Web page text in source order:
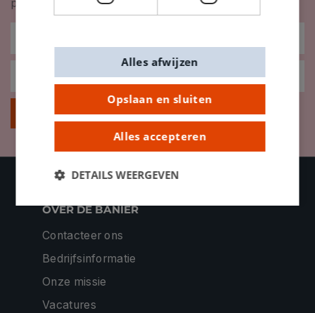
promoties en meer!
Inschrijven
OVER DE BANIER
Contacteer ons
Bedrijfsinformatie
Onze missie
Vacatures
Opslaan en sluiten
Alles accepteren
Alles afwijzen
DETAILS WEERGEVEN